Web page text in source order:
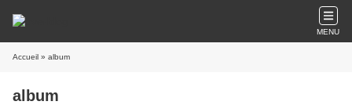
MENU
Accueil » album
album